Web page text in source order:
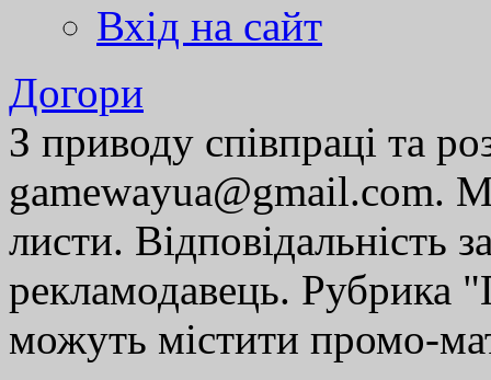
Вхід на сайт
Догори
З приводу співпраці та
gamewayua@gmail.com.
листи. Відповідальність
рекламодавець. Рубрика
можуть містити промо-